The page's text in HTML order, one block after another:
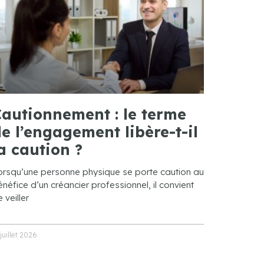
: le terme
l’engagement libère-t-il
caution ?
personne physique se porte caution au
d’un créancier professionnel, il convient
veiller
juillet 2026